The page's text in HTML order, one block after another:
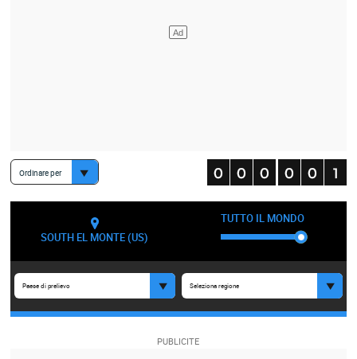
Ordinare per
SOUTH EL MONTE (US)
TUTTO IL MONDO
Paese di prelievo Seleziona regione